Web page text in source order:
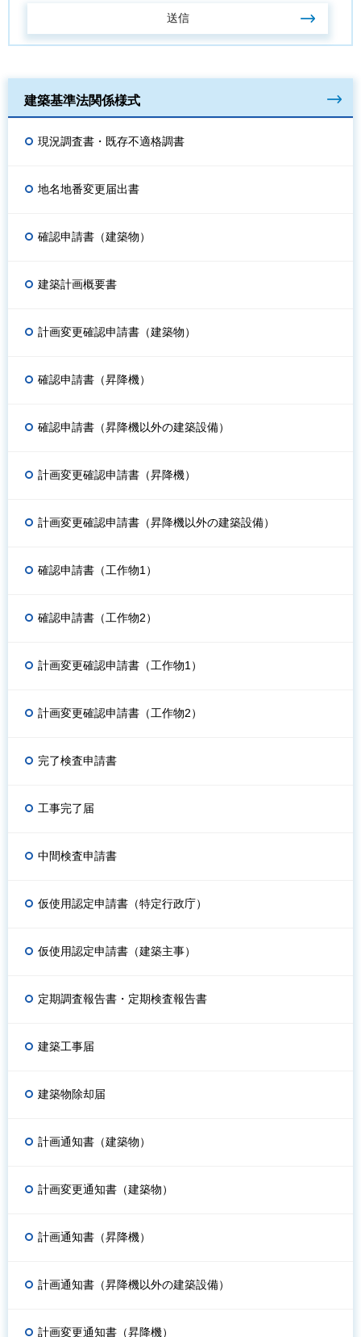
建築基準法関係様式
現況調査書・既存不適格調書
地名地番変更届出書
確認申請書（建築物）
建築計画概要書
計画変更確認申請書（建築物）
確認申請書（昇降機）
確認申請書（昇降機以外の建築設備）
計画変更確認申請書（昇降機）
計画変更確認申請書（昇降機以外の建築設備）
確認申請書（工作物1）
確認申請書（工作物2）
計画変更確認申請書（工作物1）
計画変更確認申請書（工作物2）
完了検査申請書
工事完了届
中間検査申請書
仮使用認定申請書（特定行政庁）
仮使用認定申請書（建築主事）
定期調査報告書・定期検査報告書
建築工事届
建築物除却届
計画通知書（建築物）
計画変更通知書（建築物）
計画通知書（昇降機）
計画通知書（昇降機以外の建築設備）
計画変更通知書（昇降機）